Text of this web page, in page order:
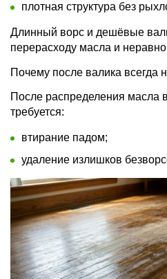
плотная структура без
Длинный ворс и дешёвые
перерасходу масла и
Почему после валика всегда
После распределения масла
требуется:
втирание падом;
удаление излишков